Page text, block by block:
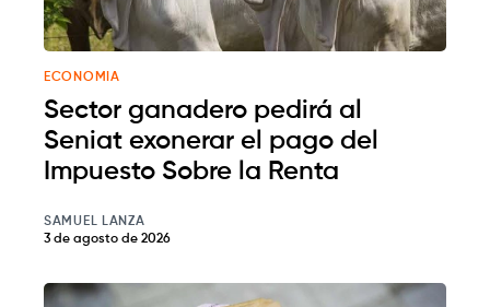
ECONOMIA
Sector ganadero pedirá al
Seniat exonerar el pago del
Impuesto Sobre la Renta
SAMUEL LANZA
3 de agosto de 2026